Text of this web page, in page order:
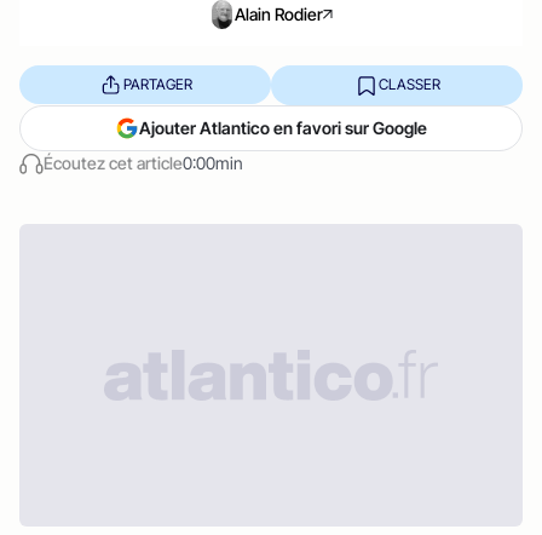
Alain Rodier
Écoutez cet article0:00min
PARTAGER CLASSER
Ajouter Atlantico en favori sur Google